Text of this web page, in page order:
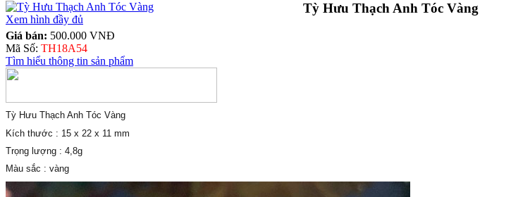
Xem hình đầy đủ
Tỳ Hưu Thạch Anh Tóc Vàng
Giá bán: 500.000 VNĐ
Mã Số: TH18A54
Tìm hiểu thông tin sản phẩm
Tỳ Hưu Thạch Anh Tóc Vàng
Kích thước : 15 x 22 x 11 mm
Trọng lượng : 4,8g
Màu sắc : vàng